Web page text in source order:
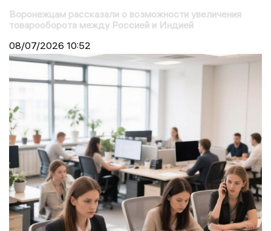
Воронежцам рассказали о возможности увеличения
товарооборота между Россией и Индией
08/07/2026 10:52